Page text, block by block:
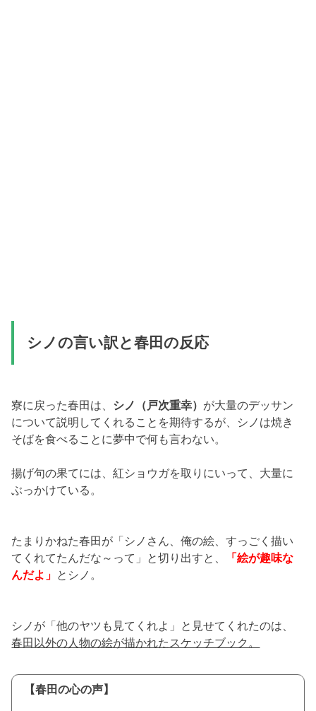
シノの言い訳と春田の反応
寮に戻った春田は、 シノ（戸次重幸） が大量のデッサン
について説明してくれることを期待するが、シノは焼き
そばを食べることに夢中で何も言わない。
揚げ句の果てには、紅ショウガを取りにいって、大量に
ぶっかけている。
たまりかねた春田が「シノさん、俺の絵、すっごく描い
てくれてたんだな～って」と切り出すと、
「絵が趣味な
んだよ」 とシノ。
シノが「他のヤツも見てくれよ」と見せてくれたのは、
春田以外の人物の絵が描かれたスケッチブック。
【春田の心の声】